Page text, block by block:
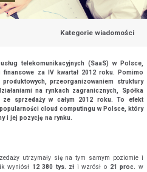
Kategorie wiadomości
telekomunikacyjnych (SaaS) w Polsce,
za IV kwartał 2012 roku. Pomimo
przeorganizowaniem struktury
na rynkach zagranicznych, Spółka
ze sprzedaży w całym 2012 roku. To efekt
cloud computingu w Polsce, który
i jej pozycję na rynku.
utrzymały się na tym samym poziomie i
wyniósł 12 380 tys. zł i wzrósł o 21 proc. w